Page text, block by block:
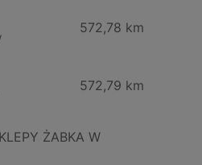
572,78 km
572,79 km
ŻABKA W